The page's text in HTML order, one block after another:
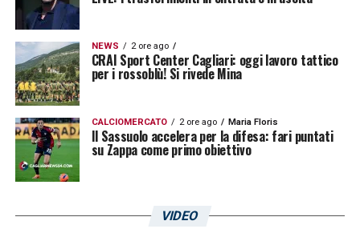
NEWS 2 ore ago
CRAI Sport Center Cagliari: oggi lavoro tattico
per i rossoblù! Si rivede Mina
CALCIOMERCATO 2 ore ago Maria Floris
Il Sassuolo accelera per la difesa: fari puntati
su Zappa come primo obiettivo
VIDEO